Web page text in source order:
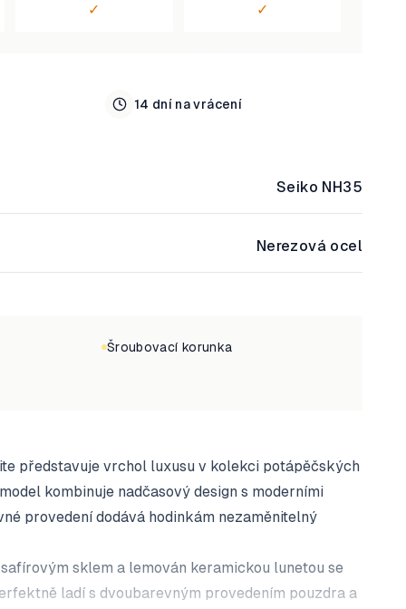
✓ ✓
14 dní na vrácení
Seiko NH35
Nerezová ocel
Šroubovací korunka
představuje vrchol luxusu v kolekci potápěčských
kombinuje nadčasový design s moderními
provedení dodává hodinkám nezaměnitelný
sklem a lemován keramickou lunetou se
ladí s dvoubarevným provedením pouzdra a